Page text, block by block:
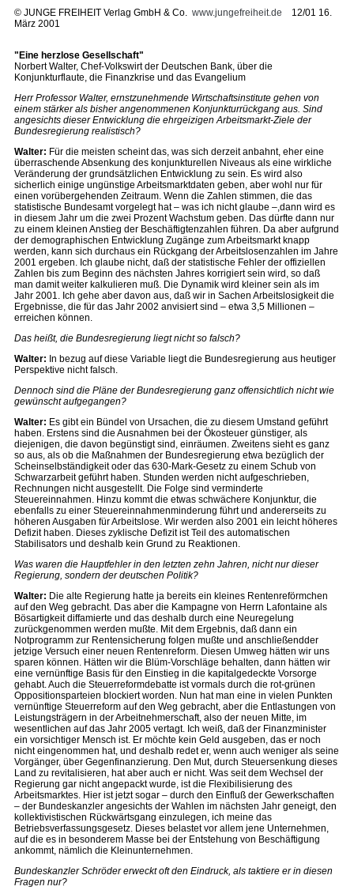
© JUNGE FREIHEIT Verlag GmbH & Co. www.jungefreiheit.de 12/01 16.
März 2001
"Eine herzlose Gesellschaft"
Norbert Walter, Chef-Volkswirt der Deutschen Bank, über die
Konjunkturflaute, die Finanzkrise und das Evangelium
Herr Professor Walter, ernstzunehmende Wirtschaftsinstitute gehen von
einem stärker als bisher angenommenen Konjunkturrückgang aus. Sind
angesichts dieser Entwicklung die ehrgeizigen Arbeitsmarkt-Ziele der
Bundesregierung realistisch?
Walter: Für die meisten scheint das, was sich derzeit anbahnt, eher eine
überraschende Absenkung des konjunkturellen Niveaus als eine wirkliche
Veränderung der grundsätzlichen Entwicklung zu sein. Es wird also
sicherlich einige ungünstige Arbeitsmarktdaten geben, aber wohl nur für
einen vorübergehenden Zeitraum. Wenn die Zahlen stimmen, die das
statistische Bundesamt vorgelegt hat – was ich nicht glaube –,dann wird es
in diesem Jahr um die zwei Prozent Wachstum geben. Das dürfte dann nur
zu einem kleinen Anstieg der Beschäftigtenzahlen führen. Da aber aufgrund
der demographischen Entwicklung Zugänge zum Arbeitsmarkt knapp
werden, kann sich durchaus ein Rückgang der Arbeitslosenzahlen im Jahre
2001 ergeben. Ich glaube nicht, daß der statistische Fehler der offiziellen
Zahlen bis zum Beginn des nächsten Jahres korrigiert sein wird, so daß
man damit weiter kalkulieren muß. Die Dynamik wird kleiner sein als im
Jahr 2001. Ich gehe aber davon aus, daß wir in Sachen Arbeitslosigkeit die
Ergebnisse, die für das Jahr 2002 anvisiert sind – etwa 3,5 Millionen –
erreichen können.
Das heißt, die Bundesregierung liegt nicht so falsch?
Walter: In bezug auf diese Variable liegt die Bundesregierung aus heutiger
Perspektive nicht falsch.
Dennoch sind die Pläne der Bundesregierung ganz offensichtlich nicht wie
gewünscht aufgegangen?
Walter: Es gibt ein Bündel von Ursachen, die zu diesem Umstand geführt
haben. Erstens sind die Ausnahmen bei der Ökosteuer günstiger, als
diejenigen, die davon begünstigt sind, einräumen. Zweitens sieht es ganz
so aus, als ob die Maßnahmen der Bundesregierung etwa bezüglich der
Scheinselbständigkeit oder das 630-Mark-Gesetz zu einem Schub von
Schwarzarbeit geführt haben. Stunden werden nicht aufgeschrieben,
Rechnungen nicht ausgestellt. Die Folge sind verminderte
Steuereinnahmen. Hinzu kommt die etwas schwächere Konjunktur, die
ebenfalls zu einer Steuereinnahmenminderung führt und andererseits zu
höheren Ausgaben für Arbeitslose. Wir werden also 2001 ein leicht höheres
Defizit haben. Dieses zyklische Defizit ist Teil des automatischen
Stabilisators und deshalb kein Grund zu Reaktionen.
Was waren die Hauptfehler in den letzten zehn Jahren, nicht nur dieser
Regierung, sondern der deutschen Politik?
Walter: Die alte Regierung hatte ja bereits ein kleines Rentenreförmchen
auf den Weg gebracht. Das aber die Kampagne von Herrn Lafontaine als
Bösartigkeit diffamierte und das deshalb durch eine Neuregelung
zurückgenommen werden mußte. Mit dem Ergebnis, daß dann ein
Notprogramm zur Rentensicherung folgen mußte und anschließendder
jetzige Versuch einer neuen Rentenreform. Diesen Umweg hätten wir uns
sparen können. Hätten wir die Blüm-Vorschläge behalten, dann hätten wir
eine vernünftige Basis für den Einstieg in die kapitalgedeckte Vorsorge
gehabt. Auch die Steuerreformdebatte ist vormals durch die rot-grünen
Oppositionsparteien blockiert worden. Nun hat man eine in vielen Punkten
vernünftige Steuerreform auf den Weg gebracht, aber die Entlastungen von
Leistungsträgern in der Arbeitnehmerschaft, also der neuen Mitte, im
wesentlichen auf das Jahr 2005 vertagt. Ich weiß, daß der Finanzminister
ein vorsichtiger Mensch ist. Er möchte kein Geld ausgeben, das er noch
nicht eingenommen hat, und deshalb redet er, wenn auch weniger als seine
Vorgänger, über Gegenfinanzierung. Den Mut, durch Steuersenkung dieses
Land zu revitalisieren, hat aber auch er nicht. Was seit dem Wechsel der
Regierung gar nicht angepackt wurde, ist die Flexibilisierung des
Arbeitsmarktes. Hier ist jetzt sogar – durch den Einfluß der Gewerkschaften
– der Bundeskanzler angesichts der Wahlen im nächsten Jahr geneigt, den
kollektivistischen Rückwärtsgang einzulegen, ich meine das
Betriebsverfassungsgesetz. Dieses belastet vor allem jene Unternehmen,
auf die es in besonderem Masse bei der Entstehung von Beschäftigung
ankommt, nämlich die Kleinunternehmen.
Bundeskanzler Schröder erweckt oft den Eindruck, als taktiere er in diesen
Fragen nur?